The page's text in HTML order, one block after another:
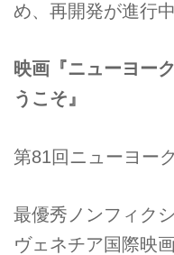
め、再開発が進行中
映画 『ニューヨー
うこそ』
第81回ニューヨー
最優秀ノンフィク
ヴェネチア国際映